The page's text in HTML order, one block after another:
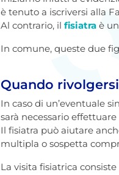
è tenuto a iscriversi alla
Al contrario, il fisiatra è
In comune, queste due
Quando
In caso di un’eventuale
sarà necessario effettuare
Il fisiatra può aiutare
multipla o sospetta
La visita fisiatrica consiste